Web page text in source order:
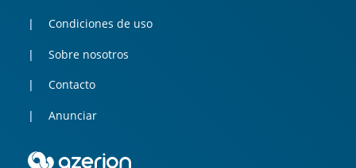
Condiciones de uso
Sobre nosotros
Contacto
Anunciar